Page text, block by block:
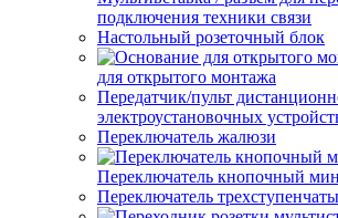
подключения техники связи
Настольный розеточный блок
для открытого монтажа
Передатчик/пульт
электроустановочных
Переключатель жалюзи
Переключатель кнопочный
Переключатель